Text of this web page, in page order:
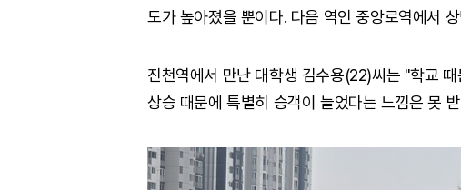
도가 높아졌을 뿐이다. 다음 역인 중앙로역에서
진천역에서 만난 대학생 김수용(22)씨는 "학교
상승 때문에 특별히 승객이 늘었다는 느낌은 못